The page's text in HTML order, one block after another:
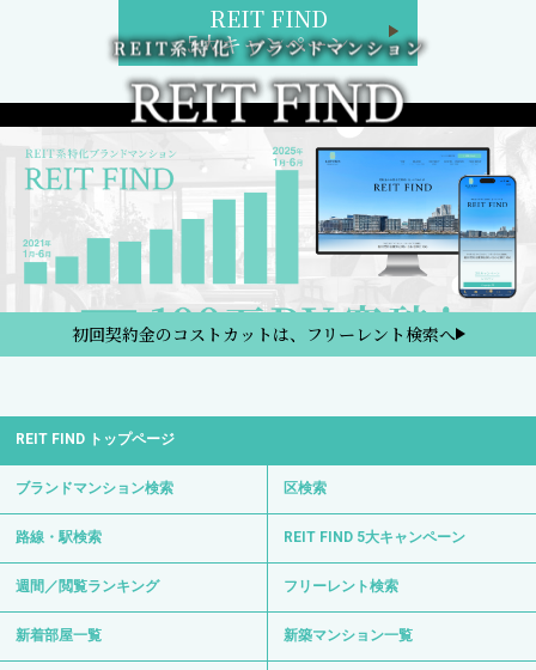
REIT FIND
5大キャンペーン
初回契約金のコストカットは、フリーレント検索へ
REIT FIND トップページ
ブランドマンション検索 区検索
路線・駅検索 REIT FIND 5大キャンペーン
週間／閲覧ランキング フリーレント検索
新着部屋一覧 新築マンション一覧